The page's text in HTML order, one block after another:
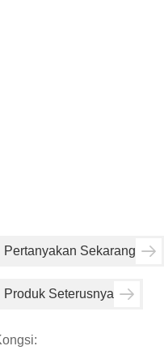
Pertanyakan Sekarang
Produk Seterusnya